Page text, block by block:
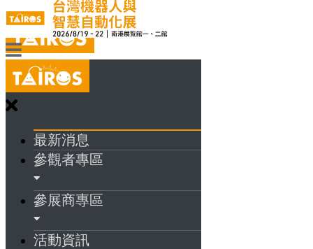
最新消息
參觀者專區
參展商專區
活動資訊